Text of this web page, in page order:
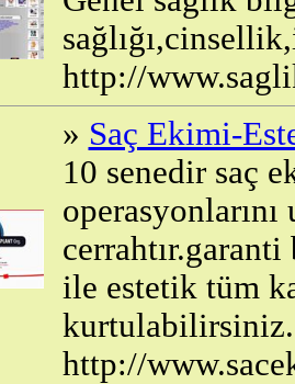
http://
» Saç Ekimi-
10 senedir saç
ile estetik tüm
http://